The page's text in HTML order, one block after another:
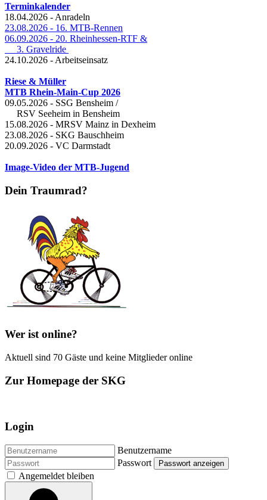
Terminkalender
18.04.2026 - Anradeln
23.08.2026 - 16. MTB-Rennen
06.09.2026 - 20. Rheinhessen-RTF &
3. Gravelride
24.10.2026 - Arbeitseinsatz
Riese & Müller
MTB Rhein-Main-Cup 2026
09.05.2026 - SSG Bensheim /
RSV Seeheim in Bensheim
15.08.2026 - MRSV Mainz in Dexheim
23.08.2026 - SKG Bauschheim
20.09.2026 - VC Darmstadt
Image-Video der MTB-Jugend
Dein Traumrad?
Wer ist online?
Aktuell sind 70 Gäste und keine Mitglieder online
Zur Homepage der SKG
Login
Benutzername
Passwort
Passwort anzeigen
Angemeldet bleiben